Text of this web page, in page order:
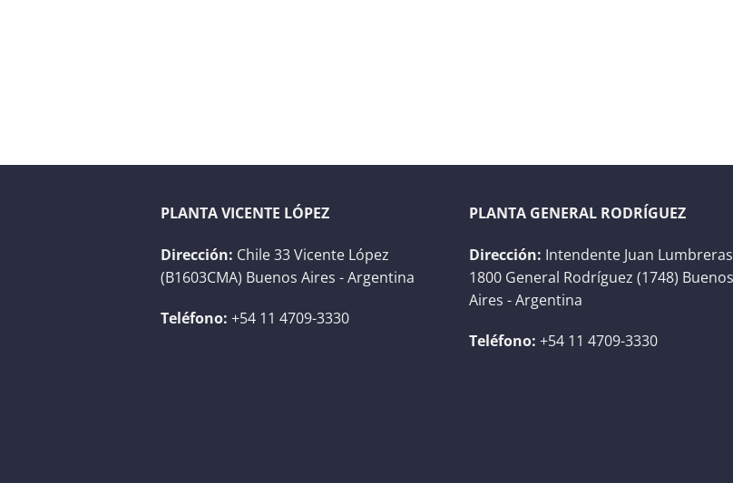
PLANTA VICENTE LÓPEZ
Dirección: Chile 33 Vicente López
(B1603CMA) Buenos Aires - Argentina
Teléfono: +54 11 4709-3330
PLANTA GENERAL RODRÍGUEZ
Dirección: Intendente Juan Lumbreras
1800 General Rodríguez (1748) Buenos
Aires - Argentina
Teléfono: +54 11 4709-3330